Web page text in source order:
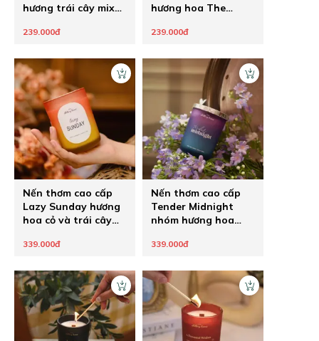
hương trái cây mix
Home
239.000đ
hương hoa The
239.000đ
Nến thơm cao cấp
Lazy Sunday hương
hoa cỏ và trái cây
Chilling Home
339.000đ
Nến thơm cao cấp
Tender Midnight
nhóm hương hoa
339.000đ